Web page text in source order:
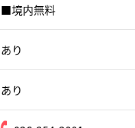
■境内無料
あり
あり